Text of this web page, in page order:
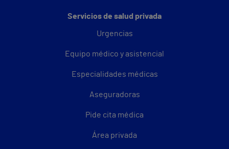
Servicios de salud privada
Urgencias
Equipo médico y asistencial
Especialidades médicas
Aseguradoras
Pide cita médica
Área privada